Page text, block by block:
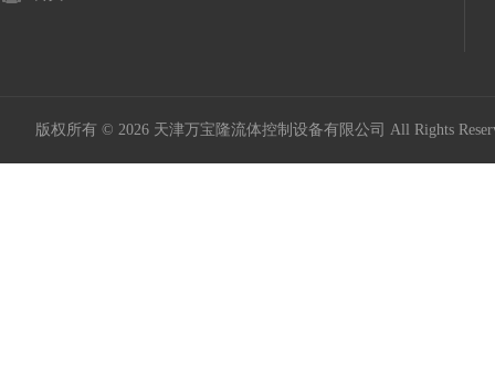
版权所有 © 2026 天津万宝隆流体控制设备有限公司 All Rights